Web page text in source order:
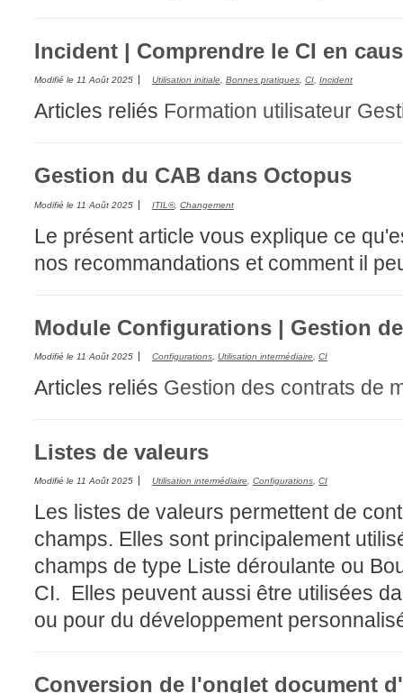
Incident | Comprendre le CI en
Modifié le 11 Août 2025 Utilisation initiale, Bonnes pratiques, CI, Incident
Articles reliés Formation utilisateur
Gestion du CAB dans Octopus
Modifié le 11 Août 2025 ITIL®, Changement
Le présent article vous explique ce
nos recommandations et comment il
Module Configurations | Gestion
Modifié le 11 Août 2025 Configurations Utilisation intermédiaire CI
Articles reliés Gestion des contrats de
Listes de valeurs
Modifié le 11 Août 2025 Utilisation intermédiaire Configurations CI
Les listes de valeurs permettent de
champs. Elles sont principalement
champs de type Liste déroulante ou
CI. Elles peuvent aussi être utilisées
ou pour du développement
Conversion de l'onglet document